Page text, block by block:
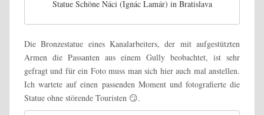
Statue Schöne Náci (Ignác Lamár) in Bratislava
Die Bronzestatue eines Kanalarbeiters, der mit aufgestützten
Armen die Passanten aus einem Gully beobachtet, ist sehr
gefragt und für ein Foto muss man sich hier auch mal anstellen.
Ich wartete auf einen passenden Moment und fotografierte die
Statue ohne störende Touristen 😏.